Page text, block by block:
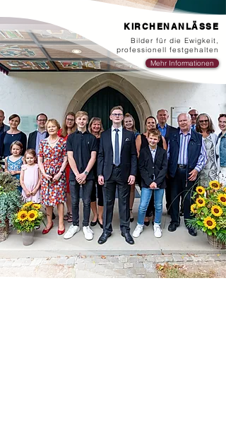
KIRCHENANLÄSSE
Bilder für die Ewigkeit,
professionell festgehalten
Mehr Informationen